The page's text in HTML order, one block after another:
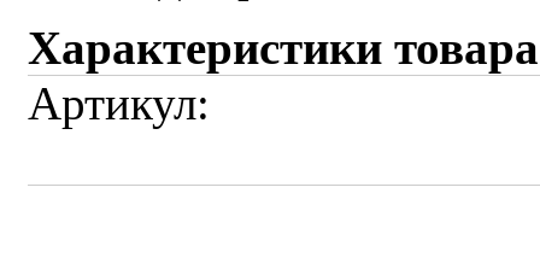
Характеристики
Артикул: